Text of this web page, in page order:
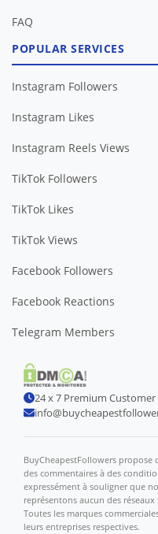
FAQ
POPULAR SERVICES
Instagram Followers
Instagram Likes
Instagram Reels Views
TikTok Followers
TikTok Likes
TikTok Views
Facebook Followers
Facebook Reactions
Telegram Members
24 x 7 Premium Customer
BuyCheapestFollowers propose
des commentaires à des
expressément à souligner que
représentons aucun des
Toutes les marques
leurs entreprises respectives.